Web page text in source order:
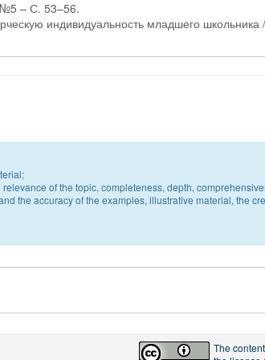
– С. 53–56.
индивидуальность младшего
of the topic, completeness, depth,
the accuracy of the examples, illustrative material, the
The